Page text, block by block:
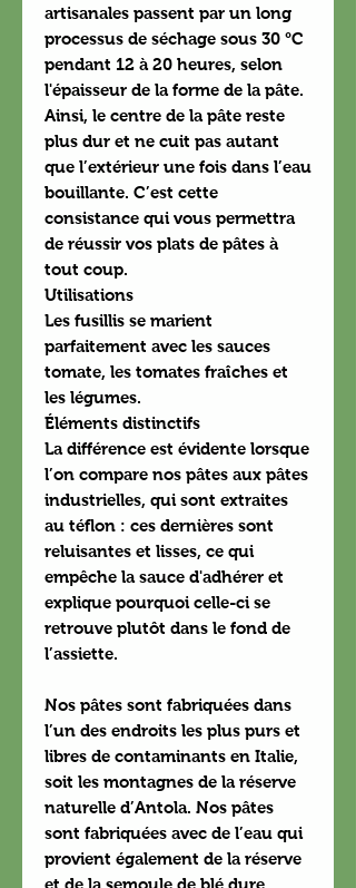
artisanales passent par un long
processus de séchage sous 30 °C
pendant 12 à 20 heures, selon
l'épaisseur de la forme de la pâte.
Ainsi, le centre de la pâte reste
plus dur et ne cuit pas autant
que l’extérieur une fois dans l’eau
bouillante. C’est cette
consistance qui vous permettra
de réussir vos plats de pâtes à
tout coup.
Utilisations
Les fusillis se marient
parfaitement avec les sauces
tomate, les tomates fraîches et
les légumes.
Éléments distinctifs
La différence est évidente lorsque
l’on compare nos pâtes aux pâtes
industrielles, qui sont extraites
au téflon : ces dernières sont
reluisantes et lisses, ce qui
empêche la sauce d'adhérer et
explique pourquoi celle-ci se
retrouve plutôt dans le fond de
l’assiette.
Nos pâtes sont fabriquées dans
l’un des endroits les plus purs et
libres de contaminants en Italie,
soit les montagnes de la réserve
naturelle d’Antola. Nos pâtes
sont fabriquées avec de l’eau qui
provient également de la réserve
et de la semoule de blé dure